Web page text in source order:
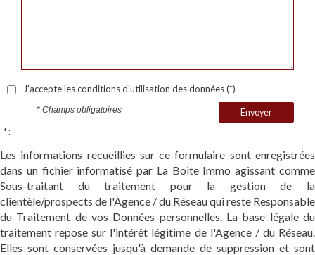
J'accepte les conditions d'utilisation des données (*)
Envoyer
* Champs obligatoires
* :
Les informations recueillies sur ce formulaire sont enregistrées
dans un fichier informatisé par La Boite Immo agissant comme
Sous-traitant du traitement pour la gestion de la
clientèle/prospects de l'Agence / du Réseau qui reste Responsable
du Traitement de vos Données personnelles. La base légale du
traitement repose sur l'intérêt légitime de l'Agence / du Réseau.
Elles sont conservées jusqu'à demande de suppression et sont